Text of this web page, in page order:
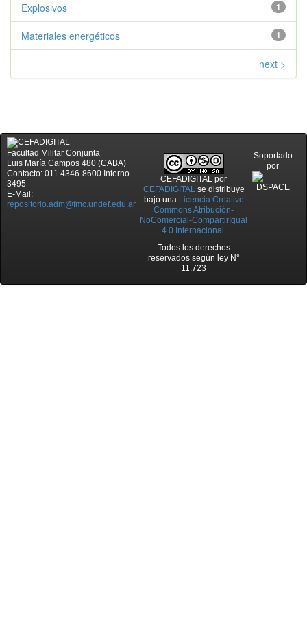
1
Explosivos
1
Materiales energéticos
next >
Facultad Militar Conjunta
Luis María Campos 480 (CABA)
Contacto: 011 4346-8600 Interno
3495
E-Mail:
repositorio.adm@fmc.undef.edu.ar
CEFADIGITAL por
CEFADIGITALse distribuye
bajo una Licencia Creative
Commons Atribución-
NoComercial-CompartirIgual
4.0 Internacional .
Todos los derechos
reservados según ley N°
11.723
Soportado
por